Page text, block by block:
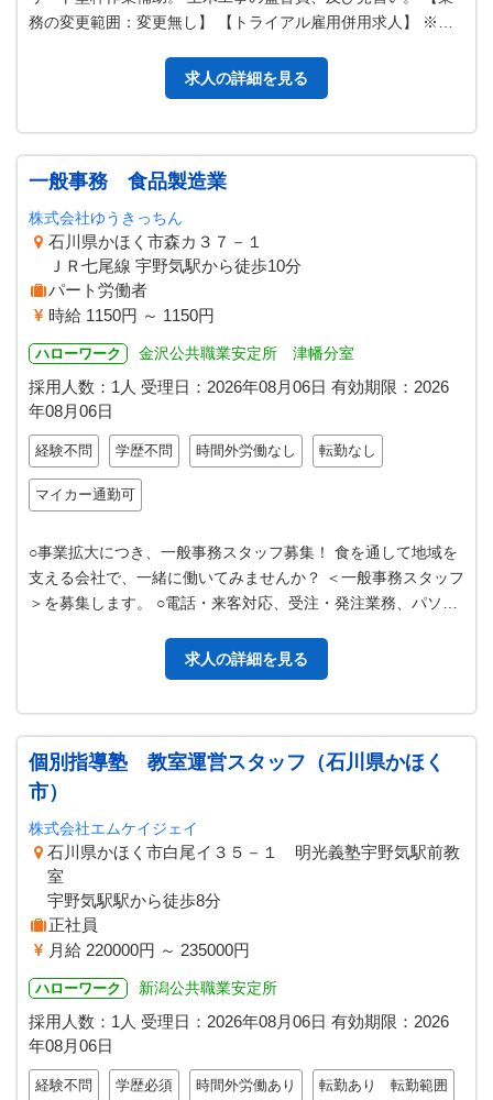
務の変更範囲：変更無し】 【トライアル雇用併用求人】 ※６
求人の詳細を見る
一般事務 食品製造業
株式会社ゆうきっちん
石川県かほく市森カ３７－１
ＪＲ七尾線 宇野気駅から徒歩10分
パート労働者
時給 1150円 ～ 1150円
ハローワーク 金沢公共職業安定所 津幡分室
採用人数：1人 受理日： 2026年08月06日 有効期限： 2026
年08月06日
経験不問 学歴不問 時間外労働なし 転勤なし
マイカー通勤可
○事業拡大につき、一般事務スタッフ募集！ 食を通して地域を
支える会社で、一緒に働いてみませんか？ ＜一般事務スタッフ
＞を募集します。 ○電話・来客対応、受注・発注業務、パソコ
求人の詳細を見る
個別指導塾 教室運営スタッフ（石川県かほく
市）
株式会社エムケイジェイ
石川県かほく市白尾イ３５－１ 明光義塾宇野気駅前教
室
宇野気駅駅から徒歩8分
正社員
月給 220000円 ～ 235000円
ハローワーク 新潟公共職業安定所
採用人数：1人 受理日： 2026年08月06日 有効期限： 2026
年08月06日
経験不問 学歴必須 時間外労働あり 転勤あり 転勤範囲